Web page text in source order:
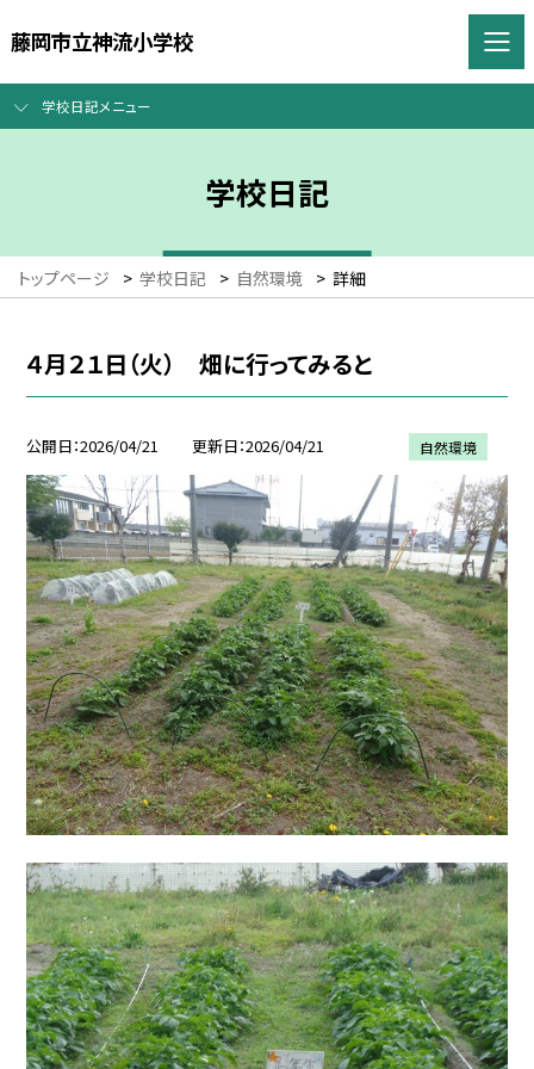
藤岡市立神流小学校
学校日記メニュー
学校日記
トップページ > 学校日記 > 自然環境 > 詳細
４月２１日（火） 畑に行ってみると
公開日 2026/04/21 更新日 2026/04/21 自然環境